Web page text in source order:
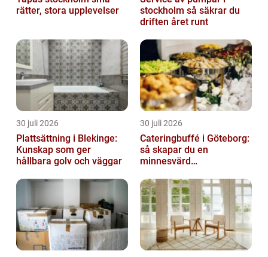
rätter, stora upplevelser
stockholm så säkrar du
driften året runt
30 juli 2026
Plattsättning i Blekinge:
Kunskap som ger
hållbara golv och väggar
30 juli 2026
Cateringbuffé i Göteborg:
så skapar du en
minnesvärd